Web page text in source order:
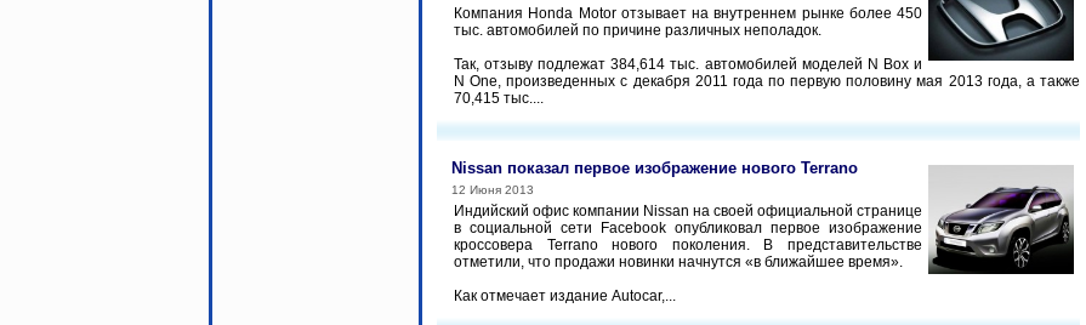
Компания Honda Motor отзывает на внутреннем рынке более 450
тыс. автомобилей по причине различных неполадок.
Так, отзыву подлежат 384,614 тыс. автомобилей моделей N Box и
N One, произведенных с декабря 2011 года по первую половину мая 2013 года, а также
70,415 тыс....
Nissan показал первое изображение нового Terrano
12 Июня 2013
Индийский офис компании Nissan на своей официальной странице
в социальной сети Facebook опубликовал первое изображение
кроссовера Terrano нового поколения. В представительстве
отметили, что продажи новинки начнутся «в ближайшее время».
Как отмечает издание Autocar,...